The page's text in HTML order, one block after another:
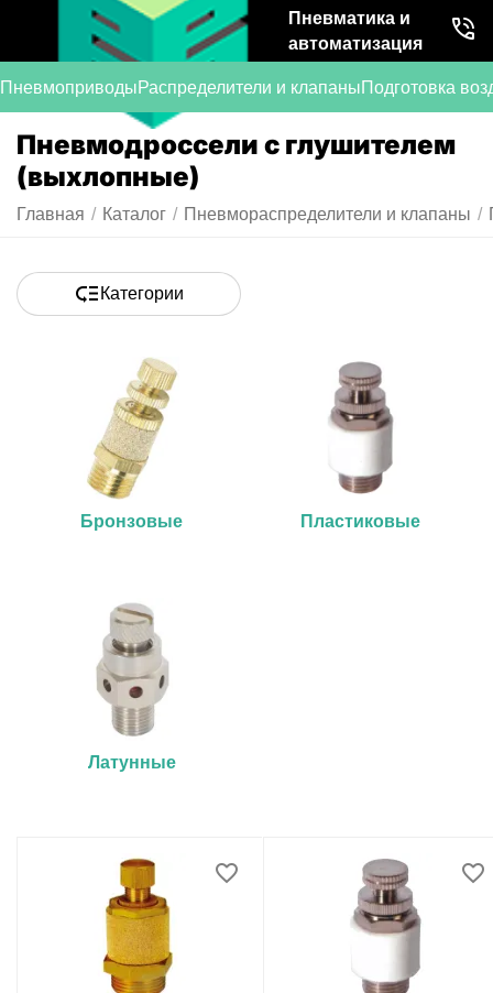
Пневматика и
автоматизация
ПневмоприводыРаспределители и клапаныПодготовка
Пневмодроссели с глушителем
(выхлопные)
Главная / Каталог / Пневмораспределители и клапаны /
Категории
Бронзовые Пластиковые
Латунные